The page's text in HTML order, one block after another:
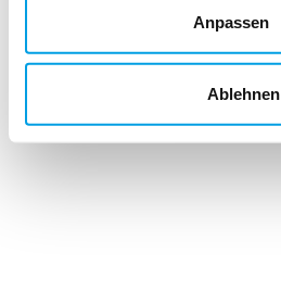
Anpassen
Ablehnen